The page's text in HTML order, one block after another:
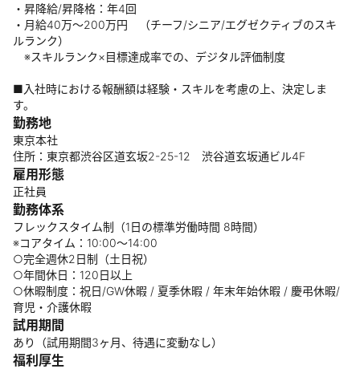
・昇降給/昇降格：年4回
・月給40万～200万円 （チーフ/シニア/エグゼクティブのスキ
ルランク）
※スキルランク×目標達成率での、デジタル評価制度
■入社時における報酬額は経験・スキルを考慮の上、決定しま
す。
勤務地
東京本社
住所：東京都渋谷区道玄坂2-25-12 渋谷道玄坂通ビル4F
雇用形態
正社員
勤務体系
フレックスタイム制（1日の標準労働時間 8時間）
※コアタイム：10:00～14:00
○完全週休2日制（土日祝）
○年間休日：120日以上
○休暇制度：祝日/GW休暇 / 夏季休暇 / 年末年始休暇 / 慶弔休暇/
育児・介護休暇
試用期間
あり（試用期間3ヶ月、待遇に変動なし）
福利厚生